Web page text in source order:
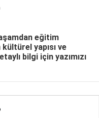
eğitim
yapısı ve
bilgi için yazımızı